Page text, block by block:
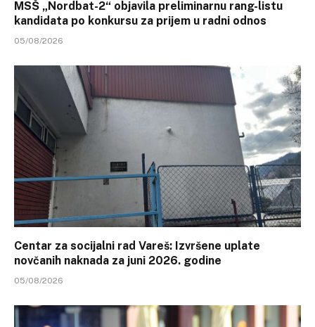
MSŠ „Nordbat-2“ objavila preliminarnu rang-listu
kandidata po konkursu za prijem u radni odnos
05/08/2026
Centar za socijalni rad Vareš: Izvršene uplate
novčanih naknada za juni 2026. godine
05/08/2026